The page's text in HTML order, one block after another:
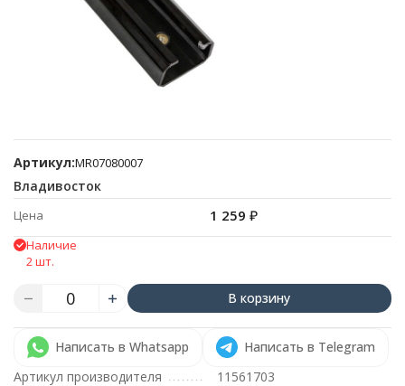
Артикул:MR07080007
Владивосток
Цена 1 259 ₽
Наличие
2 шт.
В корзину
Написать в Whatsapp
Написать в Telegram
Артикул производителя
11561703